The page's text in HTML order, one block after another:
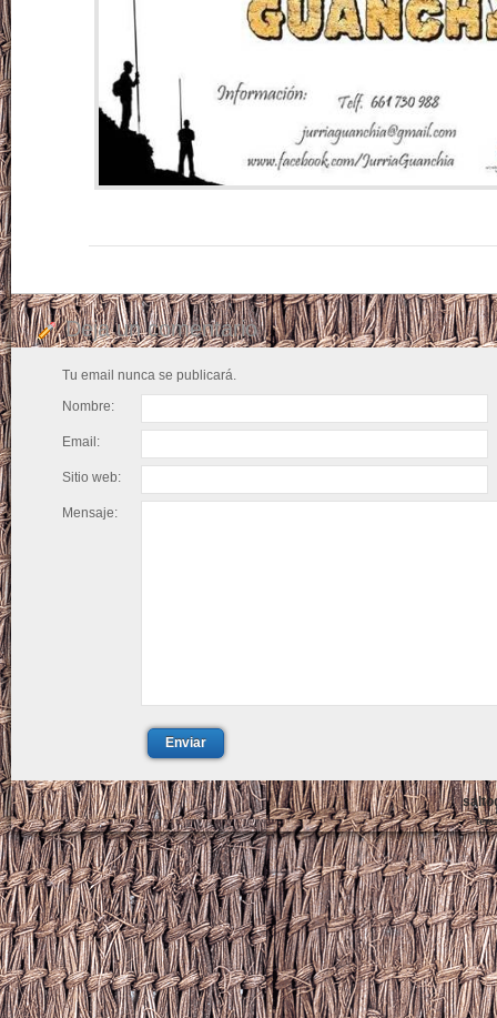
Deja un comentario
Tu email nunca se publicará.
Nombre:
Email:
Sitio web:
Mensaje:
Enviar